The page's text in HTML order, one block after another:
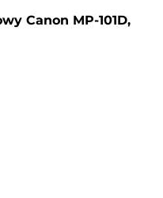
Canon MP-101D,